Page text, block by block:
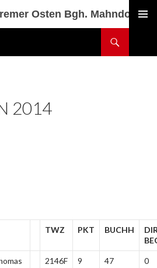
Osten Bgh. Mahndorf
2014
TWZ PKT BUCHH
2146F 9 47 0